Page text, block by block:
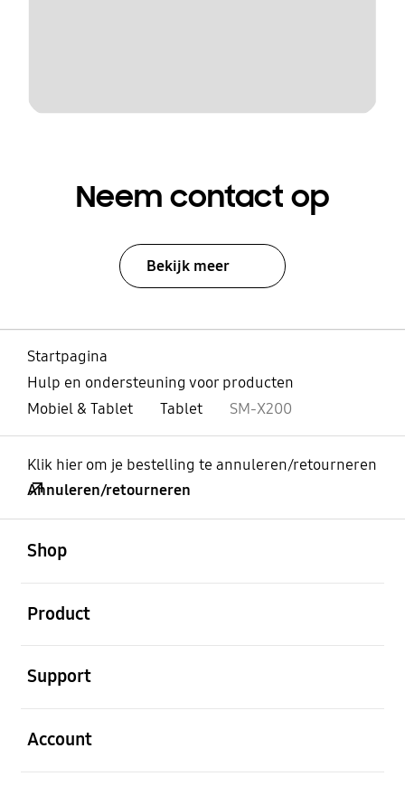
Neem contact op
Bekijk meer
Startpagina
Hulp en ondersteuning voor producten
Mobiel & Tablet
Tablet SM-X200
Klik hier om je bestelling te annuleren/retourneren
Annuleren/retourneren
Shop
Product
Support
Account